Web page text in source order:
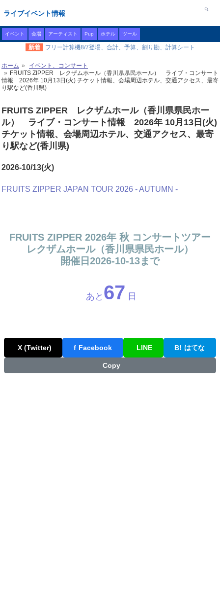
ライブイベント情報
イベント 会場 アーティスト Pup ホテル ツール
新着 フリー計算機8/7登場、合計、予算、割り勘、計算シート
ホーム
イベント、コンサート
FRUITS ZIPPER レクザムホール（香川県県民ホール） ライブ・コンサート
情報 2026年 10月13日(火) チケット情報、会場周辺ホテル、交通アクセス、最寄
り駅など(香川県)
FRUITS ZIPPER レクザムホール（香川県県民ホー
ル） ライブ・コンサート情報 2026年 10月13日(火)
チケット情報、会場周辺ホテル、交通アクセス、最寄
り駅など(香川県)
2026-10/13(火)
FRUITS ZIPPER JAPAN TOUR 2026 - AUTUMN -
FRUITS ZIPPER 2026年 秋 コンサートツアー
レクザムホール（香川県県民ホール）
開催日2026-10-13まで
あと 67 日
X (Twitter) f Facebook LINE B! はてな
Copy